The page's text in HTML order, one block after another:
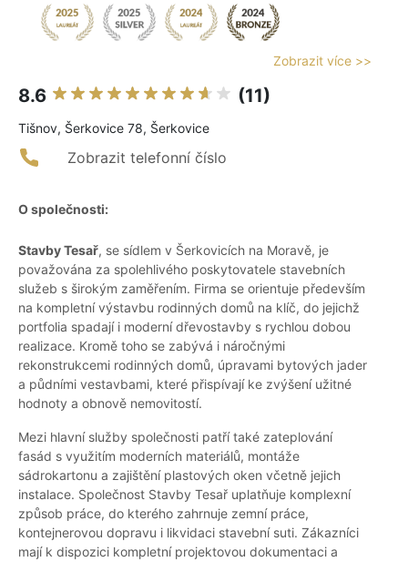
Zobrazit více >>
8.6 (11)
Tišnov, Šerkovice 78, Šerkovice
Zobrazit telefonní číslo
O společnosti:
Stavby Tesař, se sídlem v Šerkovicích na Moravě, je
považována za spolehlivého poskytovatele stavebních
služeb s širokým zaměřením. Firma se orientuje především
na kompletní výstavbu rodinných domů na klíč, do jejichž
portfolia spadají i moderní dřevostavby s rychlou dobou
realizace. Kromě toho se zabývá i náročnými
rekonstrukcemi rodinných domů, úpravami bytových jader
a půdními vestavbami, které přispívají ke zvýšení užitné
hodnoty a obnově nemovitostí.
Mezi hlavní služby společnosti patří také zateplování
fasád s využitím moderních materiálů, montáže
sádrokartonu a zajištění plastových oken včetně jejich
instalace. Společnost Stavby Tesař uplatňuje komplexní
způsob práce, do kterého zahrnuje zemní práce,
kontejnerovou dopravu i likvidaci stavební suti. Zákazníci
mají k dispozici kompletní projektovou dokumentaci a